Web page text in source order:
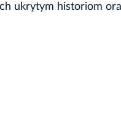
ukrytym historiom